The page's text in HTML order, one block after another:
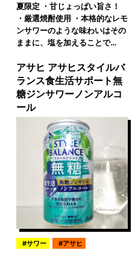
夏限定 ・甘じょっぱい旨さ！
・厳選焼酎使用 ・本格的なレモ
ンサワーのような味わいはその
ままに、塩を加えることで…
アサヒ アサヒスタイルバ
ランス食生活サポート無
糖ジンサワーノンアルコ
ール
サワー アサヒ